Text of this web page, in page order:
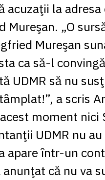
acuzaţii la
Mureşan. „O
Mureşan
ca să-l
UDMR să nu
a scris
moment nici
UDMR nu
apare într-un
anunţat că nu va